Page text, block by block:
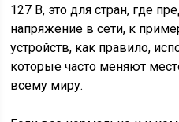
127 В, это для стран, где
напряжение в сети, к
устройств, как правило,
которые часто меняют
всему миру.